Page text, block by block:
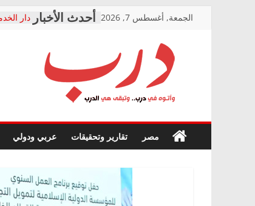
الجمعة, أغسطس 7, 2026
دار
فرحات
حزب
صور ..
الوزاري
إنشاء
متابعة
قرينة
حق
درب
في
درب..
مصر تقارير وتحقيقات عربي ودولي